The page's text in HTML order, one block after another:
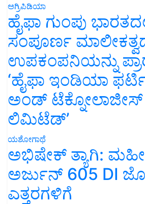
ಅಗ್ರಿಪಿಡಿಯಾ
ಹೈಫಾ ಗುಂಪು
ಸಂಪೂರ್ಣ
ಉಪಕಂಪನಿಯನ್ನು
‘ಹೈಫಾ ಇಂಡಿಯಾ
ಅಂಡ್ ಟೆಕ್ನೋಲಾಜೀಸ್
ಲಿಮಿಟೆಡ್’
ಯಶೋಗಾಥೆ
ಅಭಿಷೇಕ್ ತ್ಯಾಗಿ:
ಅರ್ಜುನ್ 605 DI
ಎತ್ತರಗಳಿಗೆ